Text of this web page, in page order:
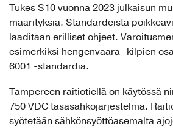
Tukes S10 vuonna 2023 julkaisun
määrityksiä. Standardeista
laaditaan erilliset ohjeet.
esimerkiksi hengenvaara -kilpien
6001 -standardia.
Tampereen raitiotiellä on käytössä
750 VDC tasasähköjärjestelmä.
syötetään sähkönsyöttöasemalta